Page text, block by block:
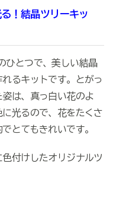
！結晶ツリーキッ
ひとつで、美しい結晶
るキットです。とがっ
は、真っ白い花のよ
光るので、花をたくさ
とてもきれいです。
付けしたオリジナルツ